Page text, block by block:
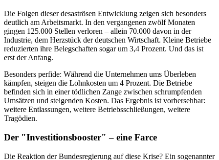
Die Folgen dieser desaströsen Entwicklung zeigen sich besonders
deutlich am Arbeitsmarkt. In den vergangenen zwölf Monaten
gingen 125.000 Stellen verloren – allein 70.000 davon in der
Industrie, dem Herzstück der deutschen Wirtschaft. Kleine Betriebe
reduzierten ihre Belegschaften sogar um 3,4 Prozent. Und das ist
erst der Anfang.
Besonders perfide: Während die Unternehmen ums Überleben
kämpfen, steigen die Lohnkosten um 4 Prozent. Die Betriebe
befinden sich in einer tödlichen Zange zwischen schrumpfenden
Umsätzen und steigenden Kosten. Das Ergebnis ist vorhersehbar:
weitere Entlassungen, weitere Betriebsschließungen, weitere
Tragödien.
Der "Investitionsbooster" – eine Farce
Die Reaktion der Bundesregierung auf diese Krise? Ein sogenannter